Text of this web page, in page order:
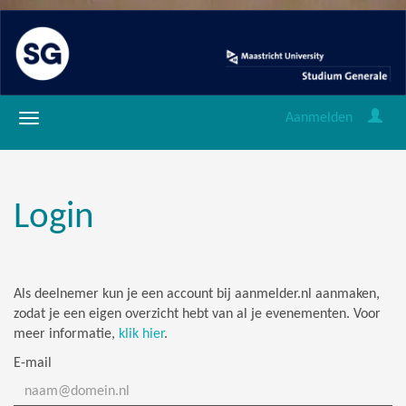
Aanmelden
Login
Als deelnemer kun je een account bij aanmelder.nl aanmaken,
zodat je een eigen overzicht hebt van al je evenementen. Voor
meer informatie, klik hier.
E-mail